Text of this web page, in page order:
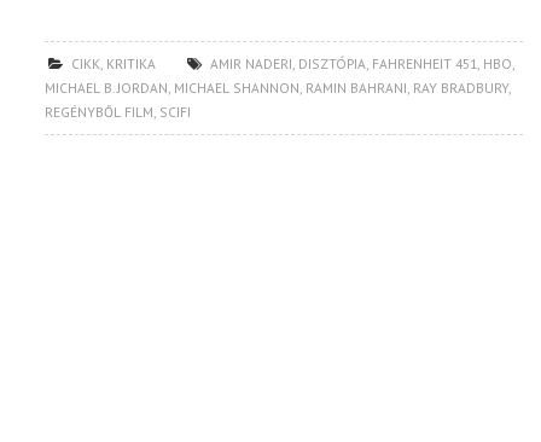
CIKK, KRITIKA AMIR NADERI, DISZTÓPIA, FAHRENHEIT 451, HBO,
MICHAEL B. JORDAN, MICHAEL SHANNON, RAMIN BAHRANI, RAY BRADBURY,
REGÉNYBŐL FILM, SCIFI